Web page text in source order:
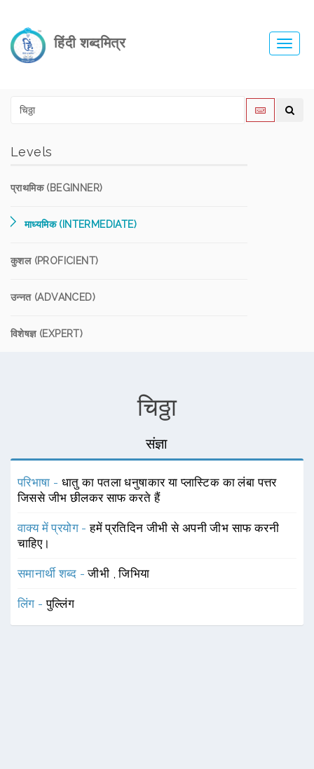
हिंदी शब्दमित्र
Levels
प्राथमिक (BEGINNER)
माध्यमिक (INTERMEDIATE)
कुशल (PROFICIENT)
उन्नत (ADVANCED)
विशेषज्ञ (EXPERT)
चिठ्ठा
संज्ञा
परिभाषा - धातु का पतला धनुषाकार या प्लास्टिक का लंबा पत्तर
जिससे जीभ छीलकर साफ करते हैं
वाक्य में प्रयोग -हमें प्रतिदिन जीभी से अपनी जीभ साफ करनी
चाहिए।
समानार्थी शब्द -जीभी ,जिभिया
लिंग -पुल्लिंग